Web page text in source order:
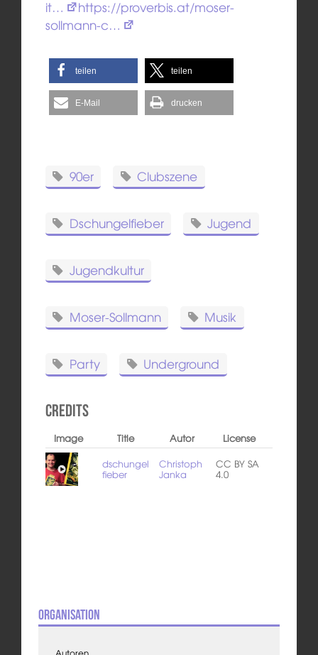
it…
https://proverbis.at/moser-
sollmann-c…
teilen teilen
E-Mail drucken
90er Clubszene
Dschungelfieber Jugend
Jugendkultur
Moser-Sollmann Musik
Party Underground
Credits
Image Title Autor
License
dschungel
fieber
Christoph
Janka
CC BY SA
4.0
Organisation